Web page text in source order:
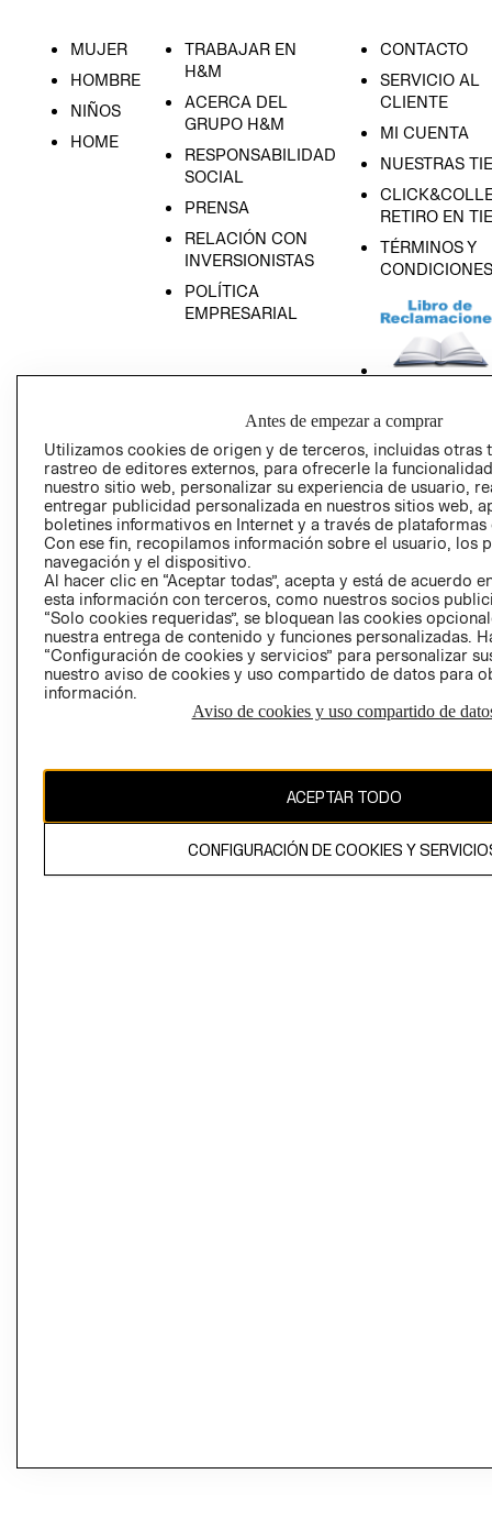
MUJER
HOMBRE
NIÑOS
HOME
TRABAJAR EN
H&M
ACERCA DEL
GRUPO H&M
RESPONSABILIDAD
SOCIAL
PRENSA
RELACIÓN CON
INVERSIONISTAS
POLÍTICA
EMPRESARIAL
CONTACTO
SERVICIO AL
CLIENTE
MI CUENTA
NUESTRAS
RETIRO EN
TÉRMINOS Y
CONDICIONES
AVISO DE
PRIVACIDAD
GIFT CARD
AVISO DE
Perú (S/)
CAMBIAR REGIÓN
El contenido de esta página web está protegido por copyright y es
Antes de empezar a comprar
Utilizamos cookies de origen y de terceros, incluidas otras
rastreo de editores externos, para ofrecerle la
nuestro sitio web, personalizar su experiencia de usuario,
entregar publicidad personalizada en nuestros sitios web,
boletines informativos en Internet y a través de plataformas
Con ese fin, recopilamos información sobre el usuario, los
navegación y el dispositivo.
Al hacer clic en “Aceptar todas”, acepta y está de acuerdo
esta información con terceros, como nuestros socios
“Solo cookies requeridas”, se bloquean las cookies
nuestra entrega de contenido y funciones personalizadas.
“Configuración de cookies y servicios” para personalizar
nuestro aviso de cookies y uso compartido de datos para
información.
Aviso de cookies y uso compartido de
ACEPTAR TODO
CONFIGURACIÓN DE COOKIES Y